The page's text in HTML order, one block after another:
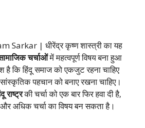
Sarkar | धीरेंद्र कृष्ण शास्त्री का यह
चर्चाओंमें महत्वपूर्ण विषय बना हुआ
कि हिंदू समाज को एकजुट रहना चाहिए
पहचान को बनाए रखना चाहिए।
राष्ट्रकी चर्चा को एक बार फिर हवा दी है,
अधिक चर्चा का विषय बन सकता है।